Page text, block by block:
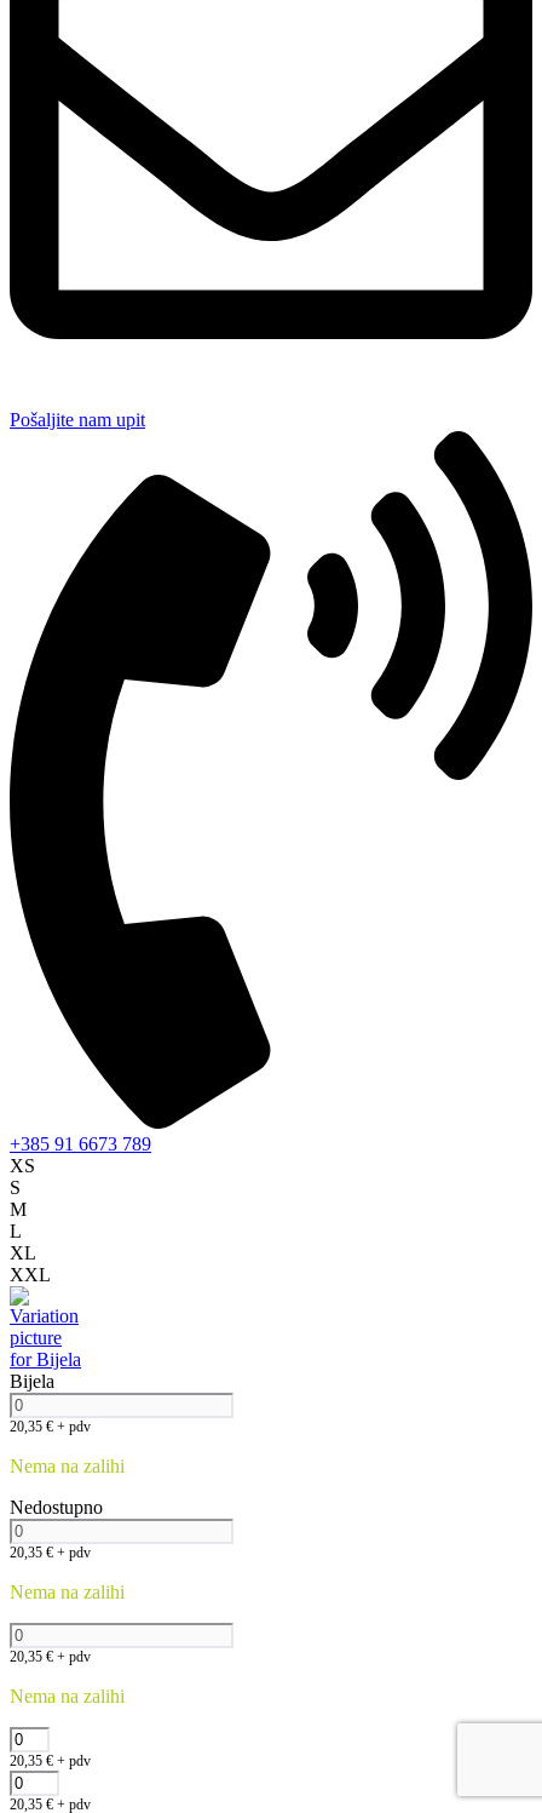
Pošaljite nam upit
+385 91 6673 789
XS
S
M
L
XL
XXL
Bijela
20,35 € + pdv
Nema na zalihi
Nedostupno
20,35 € + pdv
Nema na zalihi
20,35 € + pdv
Nema na zalihi
20,35 € + pdv
20,35 € + pdv